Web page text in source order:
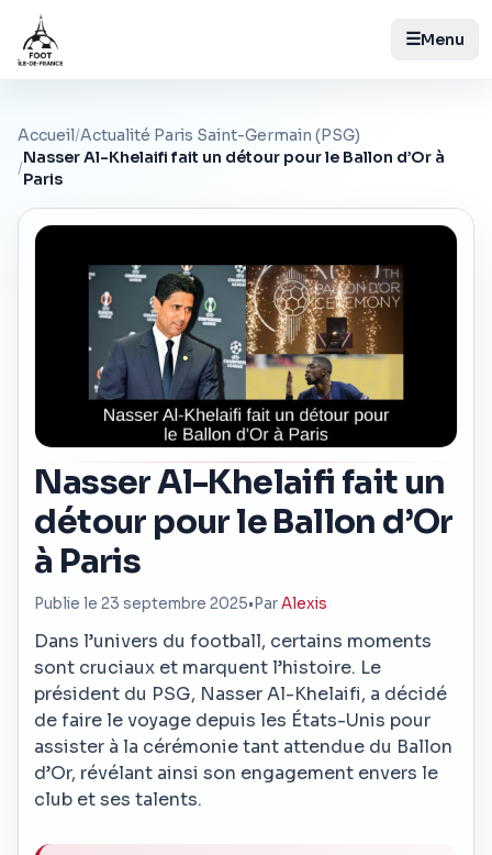
☰Menu
Accueil/Actualité Paris Saint-Germain (PSG)
/
Nasser Al-Khelaifi fait un détour pour le Ballon d’Or à
Paris
Nasser Al-Khelaifi fait un
détour pour le Ballon d’Or
à Paris
Publie le 23 septembre 2025• ParAlexis
Dans l’univers du football, certains moments
sont cruciaux et marquent l’histoire. Le
président du PSG, Nasser Al-Khelaifi, a décidé
de faire le voyage depuis les États-Unis pour
assister à la cérémonie tant attendue du Ballon
d’Or, révélant ainsi son engagement envers le
club et ses talents.